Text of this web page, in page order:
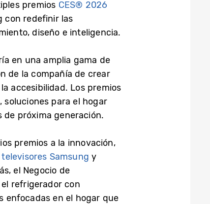
premios CES® 2026
con redefinir las
diseño e inteligencia.
en una amplia gama de
de la compañía de crear
accesibilidad. Los premios
para el hogar
próxima generación.
premios a la innovación,
televisores Samsung y
el Negocio de
refrigerador con
enfocadas en el hogar que